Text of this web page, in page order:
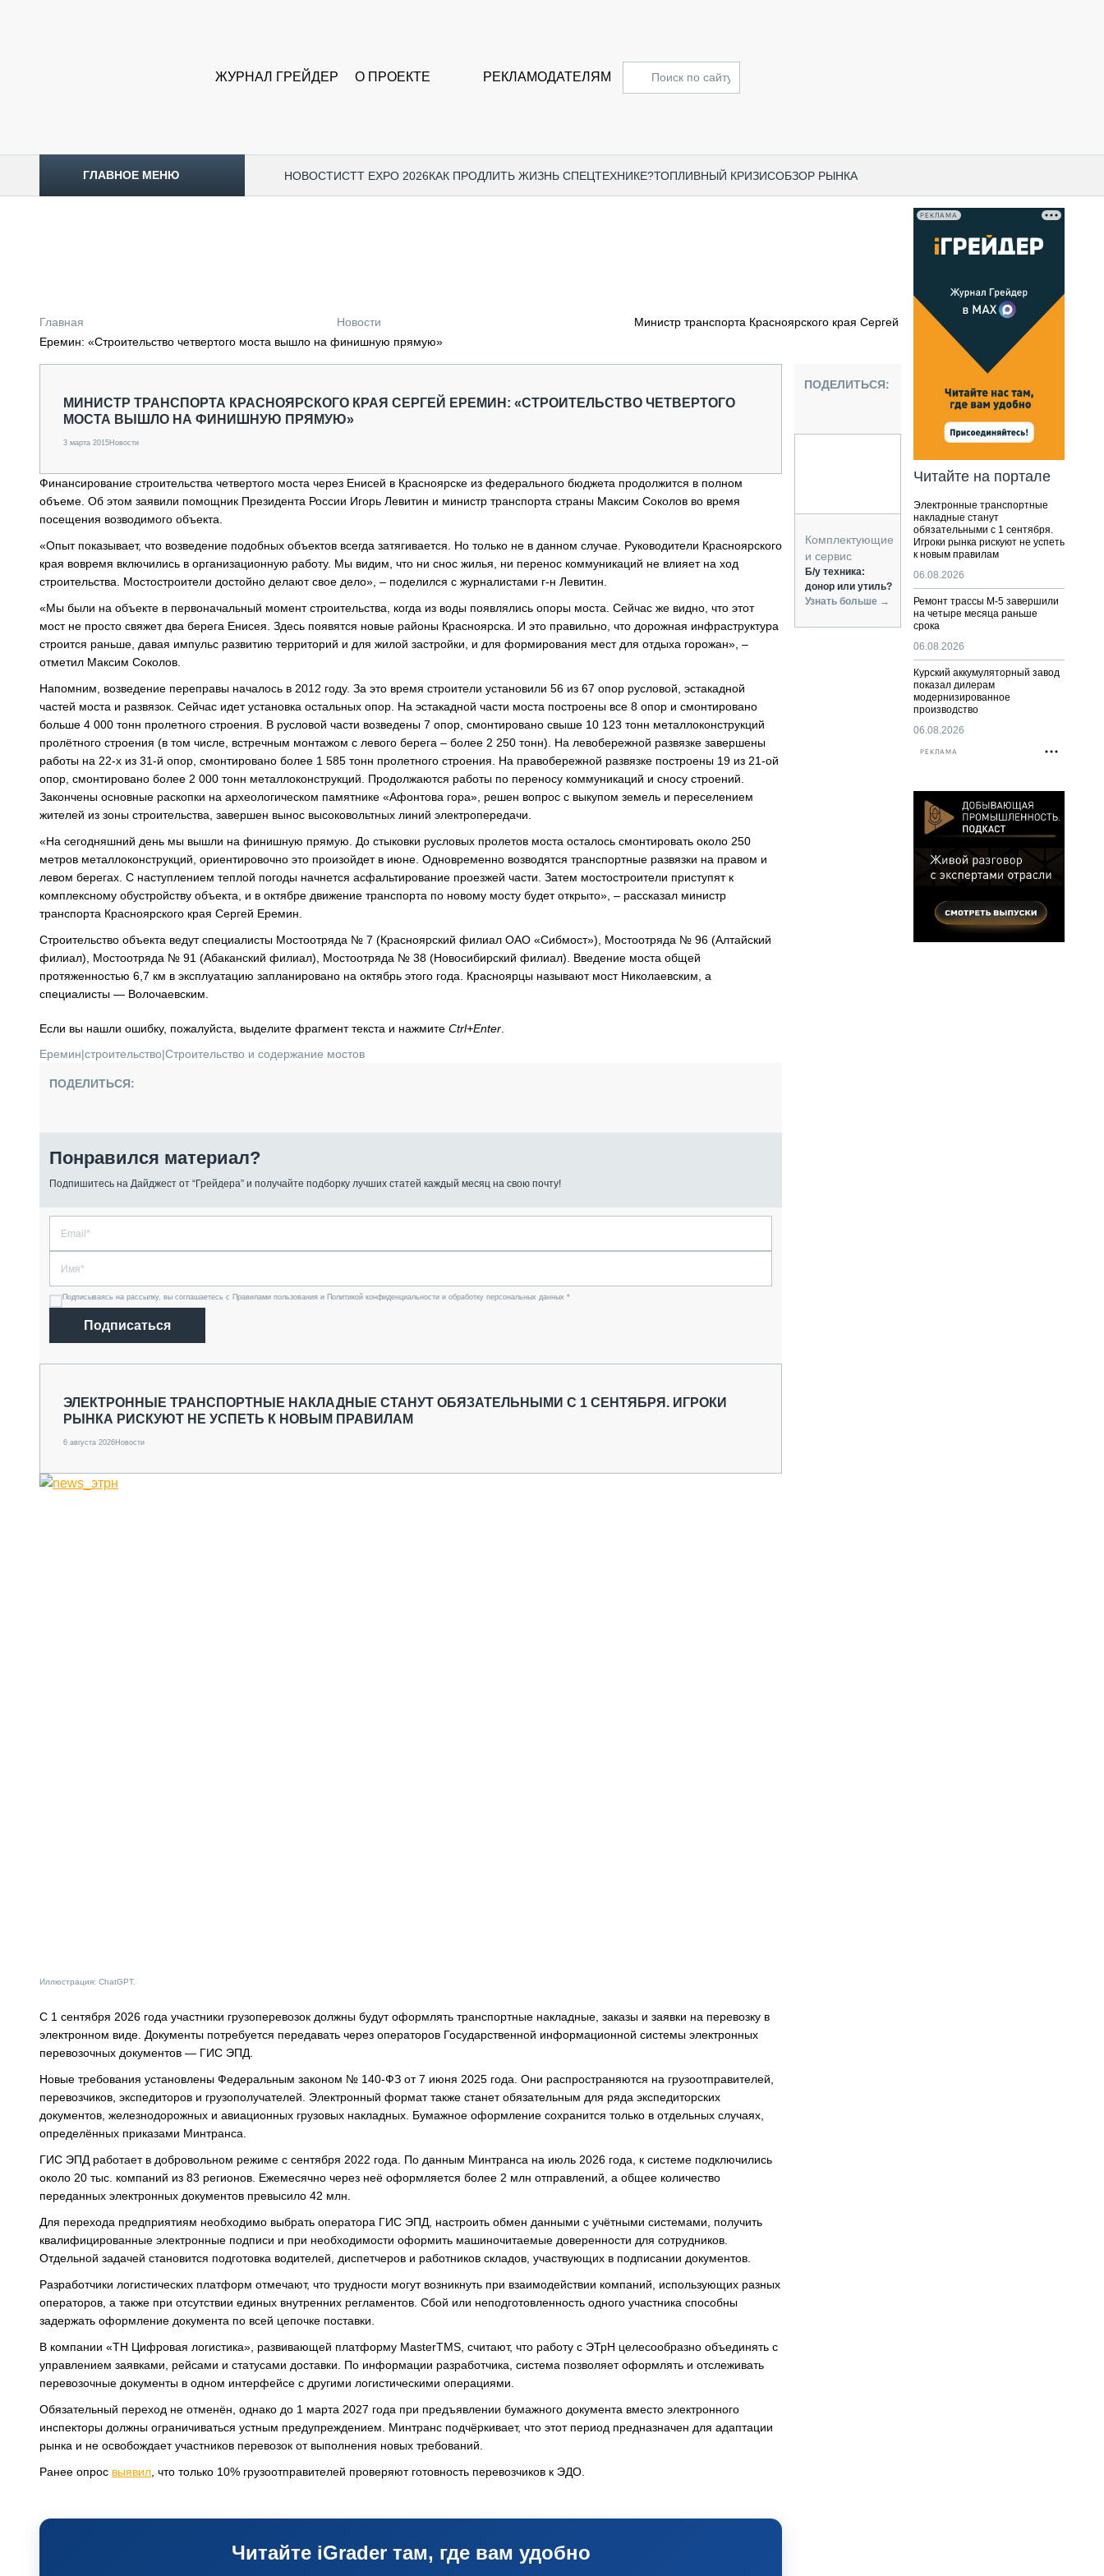
ЖУРНАЛ ГРЕЙДЕР О ПРОЕКТЕ РЕКЛАМОДАТЕЛЯМ
ГЛАВНОЕ МЕНЮ НОВОСТИCTT EXPO 2026КАК ПРОДЛИТЬ ЖИЗНЬ СПЕЦТЕХНИКЕ?ТОПЛИВНЫЙ КРИЗИСОБЗОР РЫНКА
ОБЗОР РЫНКА
ГРУЗОПЕРЕВОЗКИ
ФИНАНСЫ, ЛИЗИНГ, СТРАХОВАНИЕ
ТЕХНИКА КРУПНЫМ ПЛАНОМ
ТЕХНОЛОГИИ
ДОРОЖНАЯ ИНДУСТРИЯ
СЕРВИСМЕНЫ
МЕРОПРИЯТИЯ
БЛИЖАЙШИЕ МЕРОПРИЯТИЯ
ПОДЪЁМНАЯ ТЕХНИКА
ПАССАЖИРСКИЙ ТРАНСПОРТ
ЛОГИСТИКА И СКЛАД
АВТОМАТИЗАЦИЯ И ТЕХНОЛОГИИ
Главная Новости
Министр транспорта Красноярского края Сергей
Еремин: «Строительство четвертого моста вышло на финишную прямую»
МИНИСТР ТРАНСПОРТА КРАСНОЯРСКОГО КРАЯ СЕРГЕЙ ЕРЕМИН: «СТРОИТЕЛЬСТВО ЧЕТВЕРТОГО
МОСТА ВЫШЛО НА ФИНИШНУЮ ПРЯМУЮ»
3 марта 2015Новости
Финансирование строительства четвертого моста через Енисей в Красноярске из федерального бюджета продолжится в полном
объеме. Об этом заявили помощник Президента России Игорь Левитин и министр транспорта страны Максим Соколов во время
посещения возводимого объекта.
«Опыт показывает, что возведение подобных объектов всегда затягивается. Но только не в данном случае. Руководители Красноярского
края вовремя включились в организационную работу. Мы видим, что ни снос жилья, ни перенос коммуникаций не влияет на ход
строительства. Мостостроители достойно делают свое дело», – поделился с журналистами г-н Левитин.
«Мы были на объекте в первоначальный момент строительства, когда из воды появлялись опоры моста. Сейчас же видно, что этот
мост не просто свяжет два берега Енисея. Здесь появятся новые районы Красноярска. И это правильно, что дорожная инфраструктура
строится раньше, давая импульс развитию территорий и для жилой застройки, и для формирования мест для отдыха горожан», –
отметил Максим Соколов.
Напомним, возведение переправы началось в 2012 году. За это время строители установили 56 из 67 опор русловой, эстакадной
частей моста и развязок. Сейчас идет установка остальных опор. На эстакадной части моста построены все 8 опор и смонтировано
больше 4 000 тонн пролетного строения. В русловой части возведены 7 опор, смонтировано свыше 10 123 тонн металлоконструкций
пролётного строения (в том числе, встречным монтажом с левого берега – более 2 250 тонн). На левобережной развязке завершены
работы на 22-х из 31-й опор, смонтировано более 1 585 тонн пролетного строения. На правобережной развязке построены 19 из 21-ой
опор, смонтировано более 2 000 тонн металлоконструкций. Продолжаются работы по переносу коммуникаций и сносу строений.
Закончены основные раскопки на археологическом памятнике «Афонтова гора», решен вопрос с выкупом земель и переселением
жителей из зоны строительства, завершен вынос высоковольтных линий электропередачи.
«На сегодняшний день мы вышли на финишную прямую. До стыковки русловых пролетов моста осталось смонтировать около 250
метров металлоконструкций, ориентировочно это произойдет в июне. Одновременно возводятся транспортные развязки на правом и
левом берегах. С наступлением теплой погоды начнется асфальтирование проезжей части. Затем мостостроители приступят к
комплексному обустройству объекта, и в октябре движение транспорта по новому мосту будет открыто», – рассказал министр
транспорта Красноярского края Сергей Еремин.
Строительство объекта ведут специалисты Мостоотряда № 7 (Красноярский филиал ОАО «Сибмост»), Мостоотряда № 96 (Алтайский
филиал), Мостоотряда № 91 (Абаканский филиал), Мостоотряда № 38 (Новосибирский филиал). Введение моста общей
протяженностью 6,7 км в эксплуатацию запланировано на октябрь этого года. Красноярцы называют мост Николаевским, а
специалисты — Волочаевским.
Если вы нашли ошибку, пожалуйста, выделите фрагмент текста и нажмите Ctrl+Enter
Еремин|строительство|Строительство и содержание мостов
ПОДЕЛИТЬСЯ:
Понравился материал?
Подпишитесь на Дайджест от “Грейдера” и получайте подборку лучших статей каждый месяц на свою почту!
Подписываясь на рассылку, вы соглашаетесь с Правилами пользования и Политикой конфиденциальности и обработку персональных данных *
Подписаться
ЭЛЕКТРОННЫЕ ТРАНСПОРТНЫЕ НАКЛАДНЫЕ СТАНУТ ОБЯЗАТЕЛЬНЫМИ С 1 СЕНТЯБРЯ. ИГРОКИ
РЫНКА РИСКУЮТ НЕ УСПЕТЬ К НОВЫМ ПРАВИЛАМ
6 августа 2026Новости
Иллюстрация: ChatGPT.
С 1 сентября 2026 года участники грузоперевозок должны будут оформлять транспортные накладные, заказы и заявки на перевозку в
электронном виде. Документы потребуется передавать через операторов Государственной информационной системы электронных
перевозочных документов — ГИС ЭПД.
Новые требования установлены Федеральным законом № 140-ФЗ от 7 июня 2025 года. Они распространяются на грузоотправителей,
перевозчиков, экспедиторов и грузополучателей. Электронный формат также станет обязательным для ряда экспедиторских
документов, железнодорожных и авиационных грузовых накладных. Бумажное оформление сохранится только в отдельных случаях,
определённых приказами Минтранса.
ГИС ЭПД работает в добровольном режиме с сентября 2022 года. По данным Минтранса на июль 2026 года, к системе подключились
около 20 тыс. компаний из 83 регионов. Ежемесячно через неё оформляется более 2 млн отправлений, а общее количество
переданных электронных документов превысило 42 млн.
Для перехода предприятиям необходимо выбрать оператора ГИС ЭПД, настроить обмен данными с учётными системами, получить
квалифицированные электронные подписи и при необходимости оформить машиночитаемые доверенности для сотрудников.
Отдельной задачей становится подготовка водителей, диспетчеров и работников складов, участвующих в подписании документов.
Разработчики логистических платформ отмечают, что трудности могут возникнуть при взаимодействии компаний, использующих разных
операторов, а также при отсутствии единых внутренних регламентов. Сбой или неподготовленность одного участника способны
задержать оформление документа по всей цепочке поставки.
В компании «ТН Цифровая логистика», развивающей платформу MasterTMS, считают, что работу с ЭТрН целесообразно объединять с
управлением заявками, рейсами и статусами доставки. По информации разработчика, система позволяет оформлять и отслеживать
перевозочные документы в одном интерфейсе с другими логистическими операциями.
Обязательный переход не отменён, однако до 1 марта 2027 года при предъявлении бумажного документа вместо электронного
инспекторы должны ограничиваться устным предупреждением. Минтранс подчёркивает, что этот период предназначен для адаптации
рынка и не освобождает участников перевозок от выполнения новых требований.
Ранее опрос выявил , что только 10% грузоотправителей проверяют готовность перевозчиков к ЭДО.
Читайте iGrader там, где вам удобно
ПОДЕЛИТЬСЯ:
Комплектующие
и сервис
Б/у техника:
донор или утиль?
Узнать больше →
РЕКЛАМА
Читайте на портале
Электронные транспортные
накладные станут
обязательными с 1 сентября.
Игроки рынка рискуют не успеть
к новым правилам
06.08.2026
Ремонт трассы М-5 завершили
на четыре месяца раньше
срока
06.08.2026
Курский аккумуляторный завод
показал дилерам
модернизированное
производство
06.08.2026
РЕКЛАМА